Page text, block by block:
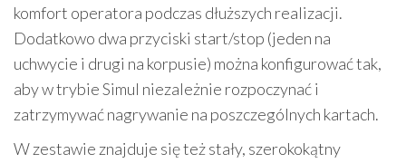
komfort operatora podczas dłuższych realizacji.
Dodatkowo dwa przyciski start/stop (jeden na
uchwycie i drugi na korpusie) można konfigurować tak,
aby w trybie Simul niezależnie rozpoczynać i
zatrzymywać nagrywanie na poszczególnych kartach.
W zestawie znajduje się też stały, szerokokątny